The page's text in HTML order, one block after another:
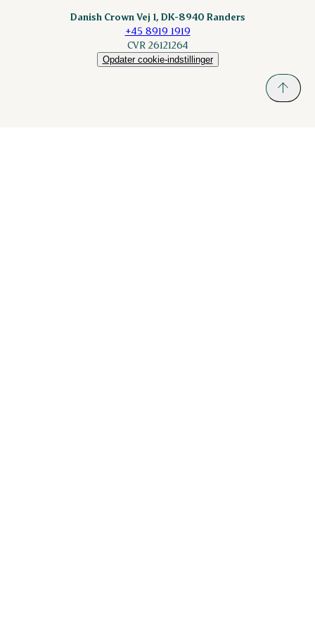
Danish Crown Vej 1, DK-8940 Randers
+45 8919 1919
CVR 26121264
Opdater cookie-indstillinger